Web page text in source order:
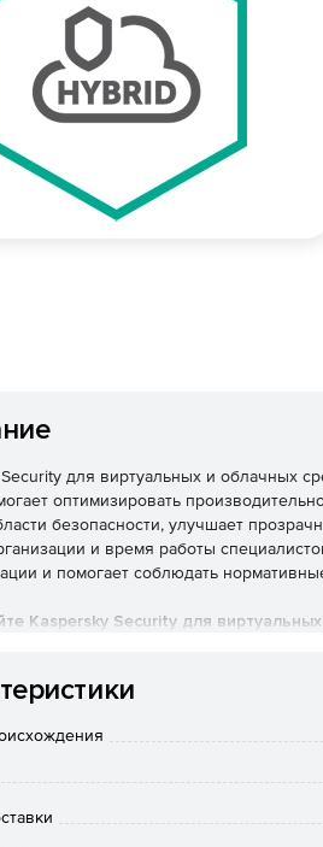
Security для виртуальных и облачных
оптимизировать
безопасности, улучшает
и время работы
и помогает соблюдать
Kaspersky Security для
преимущества
технологии проактивной